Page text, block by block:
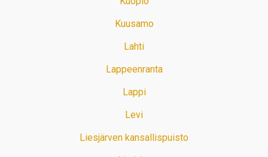
Kuusamo
Lahti
Lappeenranta
Lappi
Levi
Liesjärven kansallispuisto